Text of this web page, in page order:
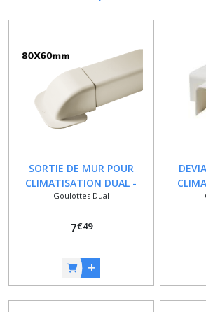
SORTIE DE MUR POUR
CLIMATISATION DUAL -
80X60 MM
Goulottes Dual
7€49